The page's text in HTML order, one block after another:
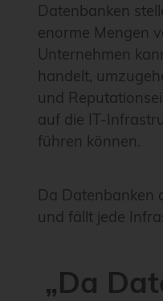
Datenbanken
enorme Mengen
Unternehmen
handelt,
und
auf die IT-
führen können.
Da Datenbanken
und fällt jede
„Da